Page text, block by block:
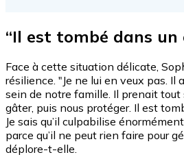
“Il est tombé dans un
Face à cette situation délicate,
résilience. "Je ne lui en veux pas. Il
sein de notre famille. Il prenait tout
gâter, puis nous protéger. Il est
Je sais qu’il culpabilise
parce qu’il ne peut rien faire pour
déplore-t-elle.